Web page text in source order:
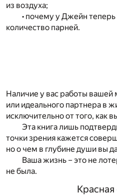
из воздуха;
• почему у Джейн
количество парней.
Наличие у вас работы вашей
или идеального партнера в
исключительно от того, как
Эта книга лишь
точки зрения кажется
но о чем в глубине души вы
Ваша жизнь – это не
не была.